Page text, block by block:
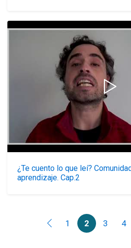
¿Te cuento lo que leí?
aprendizaje. Cap.2
1 2 3 4